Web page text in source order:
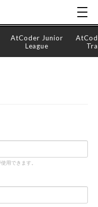
AtCoder Junior
League
用できます。